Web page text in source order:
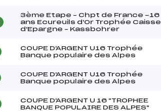
3ème Etape – Chpt de France -16
ans Ecureuils d'Or Trophée Caisse
d'Epargne – Kassbohrer
COUPE D'ARGENT U16 Trophée
Banque populaire des Alpes
COUPE D'ARGENT U16 Trophée
Banque populaire des Alpes
COUPE D'ARGENT U 16 "TROPHEE
BANQUE POPULAIRE DES ALPES"